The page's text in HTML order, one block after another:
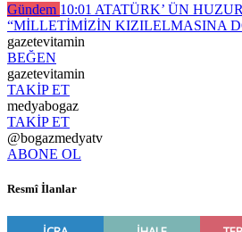
Gündem 10:01 ATATÜRK’ ÜN
“MİLLETİMİZİN KIZILELMASINA
gazetevitamin
BEĞEN
gazetevitamin
TAKİP ET
medyabogaz
TAKİP ET
@bogazmedyatv
ABONE OL
Resmî İlanlar